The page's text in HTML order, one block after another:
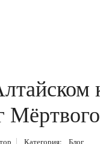
Категория: Блог